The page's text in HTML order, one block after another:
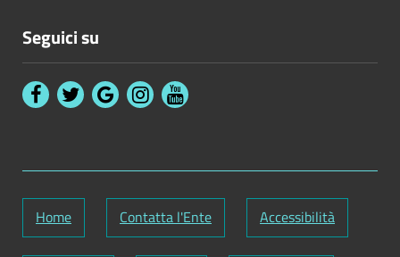
Seguici su
Home Contatta l'Ente Accessibilità